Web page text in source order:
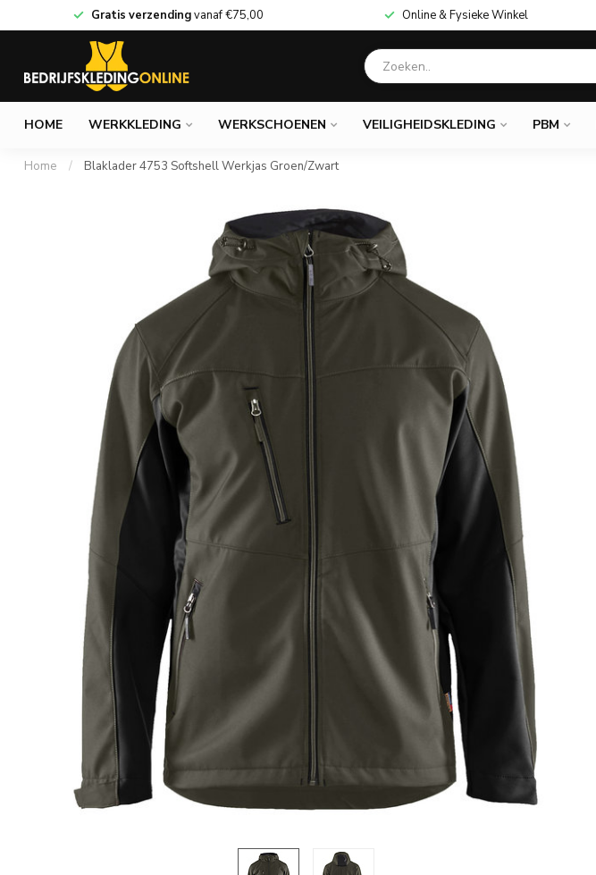
Gratis verzendingvanaf€75,00 Online & Fysieke Winkel
HOME WERKKLEDING WERKSCHOENEN VEILIGHEIDSKLEDING PBM
Home / Blaklader 4753 Softshell Werkjas Groen/Zwart